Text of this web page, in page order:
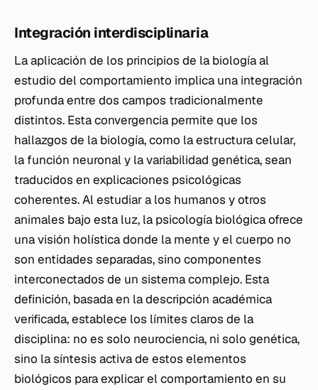
Integración interdisciplinaria
La aplicación de los principios de la biología al
estudio del comportamiento implica una integración
profunda entre dos campos tradicionalmente
distintos. Esta convergencia permite que los
hallazgos de la biología, como la estructura celular,
la función neuronal y la variabilidad genética, sean
traducidos en explicaciones psicológicas
coherentes. Al estudiar a los humanos y otros
animales bajo esta luz, la psicología biológica ofrece
una visión holística donde la mente y el cuerpo no
son entidades separadas, sino componentes
interconectados de un sistema complejo. Esta
definición, basada en la descripción académica
verificada, establece los límites claros de la
disciplina: no es solo neurociencia, ni solo genética,
sino la síntesis activa de estos elementos
biológicos para explicar el comportamiento en su